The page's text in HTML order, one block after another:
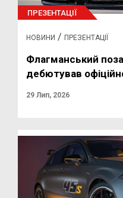
ПРЕЗЕНТАЦІЇ
НОВИНИ / ПРЕЗЕНТАЦІЇ
Флагманський
дебютував
29 Лип, 2026